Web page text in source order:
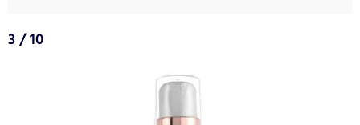
3 / 10